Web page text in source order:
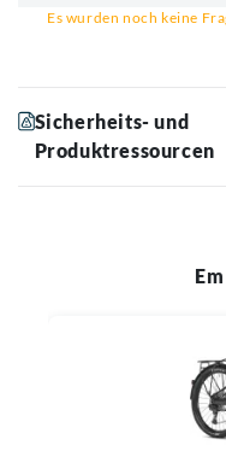
Es wurden noch keine
Sicherheits- und
Produktressourcen